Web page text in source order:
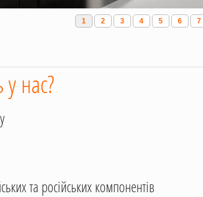
1 2 3 4 5 6 7
нас?
та російських компонентів